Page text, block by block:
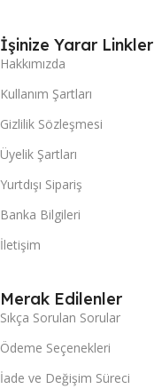
İşinize Yarar Linkler
Hakkımızda
Kullanım Şartları
Gizlilik Sözleşmesi
Üyelik Şartları
Yurtdışı Sipariş
Banka Bilgileri
İletişim
Merak Edilenler
Sıkça Sorulan Sorular
Ödeme Seçenekleri
İade ve Değişim Süreci